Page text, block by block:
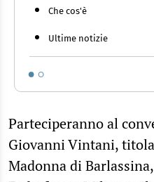
Che cos'è
Ultime notizie
Parteciperanno al
Giovanni Vintani,
Madonna di